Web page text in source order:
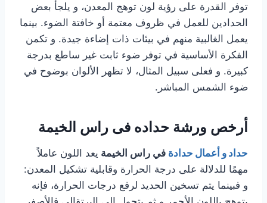
توفر القدرة على رؤية لون توهج المعدن، و يلجأ بعض
الحدادين للعمل في ظروف معتمة أو خافتة الضوء. بينما
يعمل الغالبية منهم في بيئات ذات إضاءة جيدة. و تكمن
الفكرة الأساسية في توفر ضوء ثابت غير ساطع بدرجة
كبيرة. و فعلى سبيل المثال، لا تظهر الألوان بوضوح في
ضوء الشمس المباشر.
أرخص ورشة حداده فى راس الخيمة
حداد و أعمال حدادة في راس الخيمة يعد اللون عاملاً
مهمًا للدلالة على درجة الحرارة وقابلية تشكيل المعدن:
و فبينما يتم تسخين الحديد لرفع درجات الحرارة، فإنه